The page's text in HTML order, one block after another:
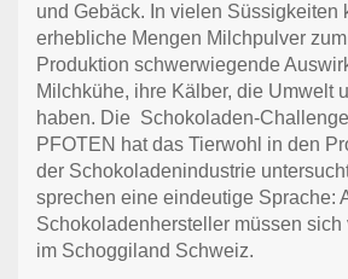
und Gebäck. In vielen Süssigkeiten
erhebliche Mengen Milchpulver
Produktion schwerwiegende
Milchkühe, ihre Kälber, die Umwelt
haben. Die Schokoladen-
PFOTEN hat das Tierwohl in den
der Schokoladenindustrie
sprechen eine eindeutige Sprache:
Schokoladenhersteller müssen sich
im Schoggiland Schweiz.